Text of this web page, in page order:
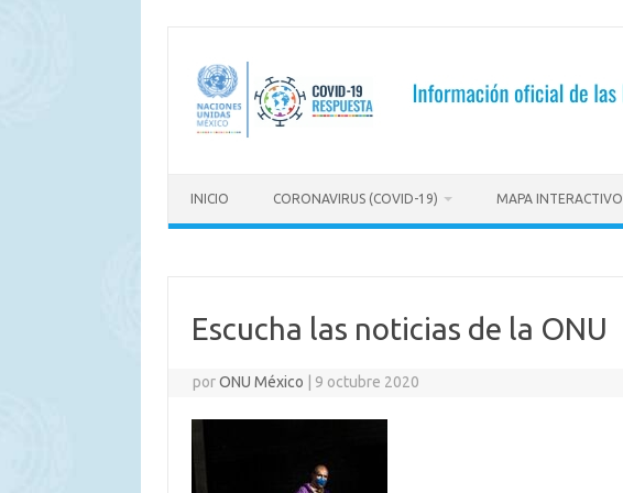
contenido
INICIO CORONAVIRUS (COVID-19) MAPA INTERACTIVO
Escucha las noticias de la ONU
porONU México 9 octubre 2020